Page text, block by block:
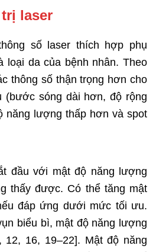
laser
số laser thích hợp phụ
loại da của bệnh nhân. Theo
thông số thận trọng hơn cho
(bước sóng dài hơn, độ rộng
năng lượng thấp hơn và spot
đầu với mật độ năng lượng
thấy được. Có thể tăng mật
đáp ứng dưới mức tối ưu.
biểu bì, mật độ năng lượng
12, 16, 19–22]. Mật độ năng